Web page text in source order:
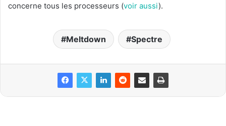
concerne tous les processeurs (voir aussi).
Meltdown Spectre